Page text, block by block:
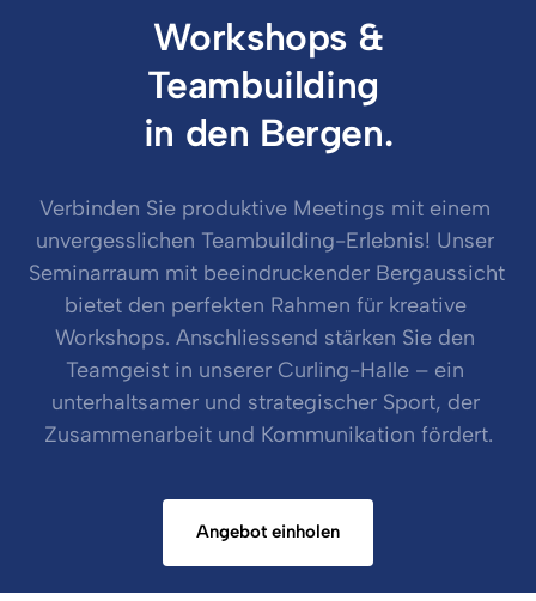
Teambuilding
in den Bergen.
Verbinden Sie produktive Meetings mit einem
unvergesslichen Teambuilding-Erlebnis! Unser
Seminarraum mit beeindruckender Bergaussicht
bietet den perfekten Rahmen für kreative
Workshops. Anschliessend stärken Sie den
Teamgeist in unserer Curling-Halle – ein
unterhaltsamer und strategischer Sport, der
Zusammenarbeit und Kommunikation fördert.
Angebot einholen